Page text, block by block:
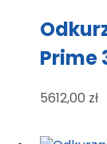
Prime
5612,00 zł